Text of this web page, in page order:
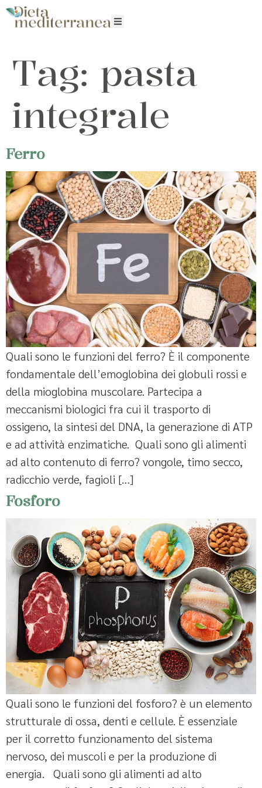
Tag: pasta
integrale
Ferro
Quali sono le funzioni del ferro? È il componente
fondamentale dell’emoglobina dei globuli rossi e
della mioglobina muscolare. Partecipa a
meccanismi biologici fra cui il trasporto di
ossigeno, la sintesi del DNA, la generazione di ATP
e ad attività enzimatiche. Quali sono gli alimenti
ad alto contenuto di ferro? vongole, timo secco,
radicchio verde, fagioli […]
Fosforo
Quali sono le funzioni del fosforo? è un elemento
strutturale di ossa, denti e cellule. È essenziale
per il corretto funzionamento del sistema
nervoso, dei muscoli e per la produzione di
energia. Quali sono gli alimenti ad alto